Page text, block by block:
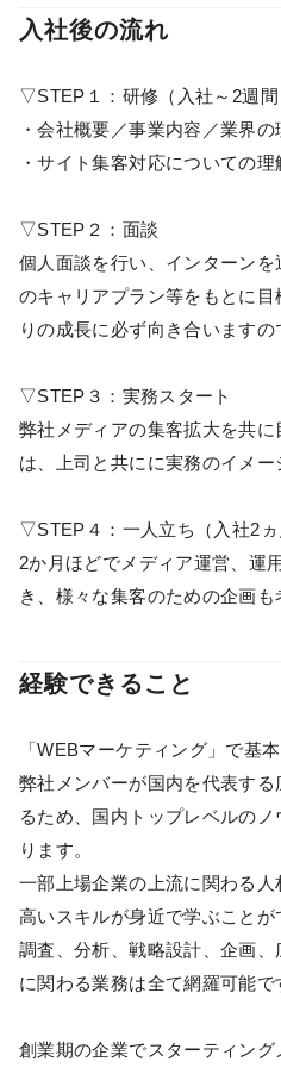
入社後の流れ
▽STEP１：研修（入社～2週間
・会社概要／事業内容／業界の
・サイト集客対応についての理
▽STEP２：面談
個人面談を行い、インターン
のキャリアプラン等をもとに
りの成長に必ず向き合いますの
▽STEP３：実務スタート
弊社メディアの集客拡大を共
は、上司と共にに実務のイメー
▽STEP４：一人立ち（入社2ヵ
2か月ほどでメディア運営、運
き、様々な集客のための企画も
経験できること
「WEBマーケティング」で基
弊社メンバーが国内を代表す
るため、国内トップレベルの
ります。
一部上場企業の上流に関わる
高いスキルが身近で学ぶことが
調査、分析、戦略設計、企画
に関わる業務は全て網羅可能で
創業期の企業でスターティング